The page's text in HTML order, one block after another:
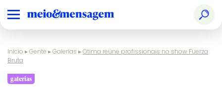
Início ▸Gente ▸Galerias ▸Otima reúne profissionais no show Fuerza
Bruta
galerias